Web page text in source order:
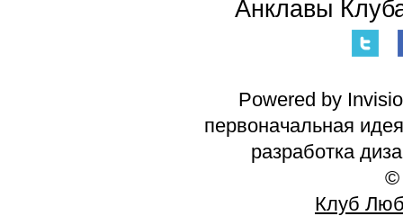
Анклавы
Powered by
первоначальная
разработка
©
Клуб